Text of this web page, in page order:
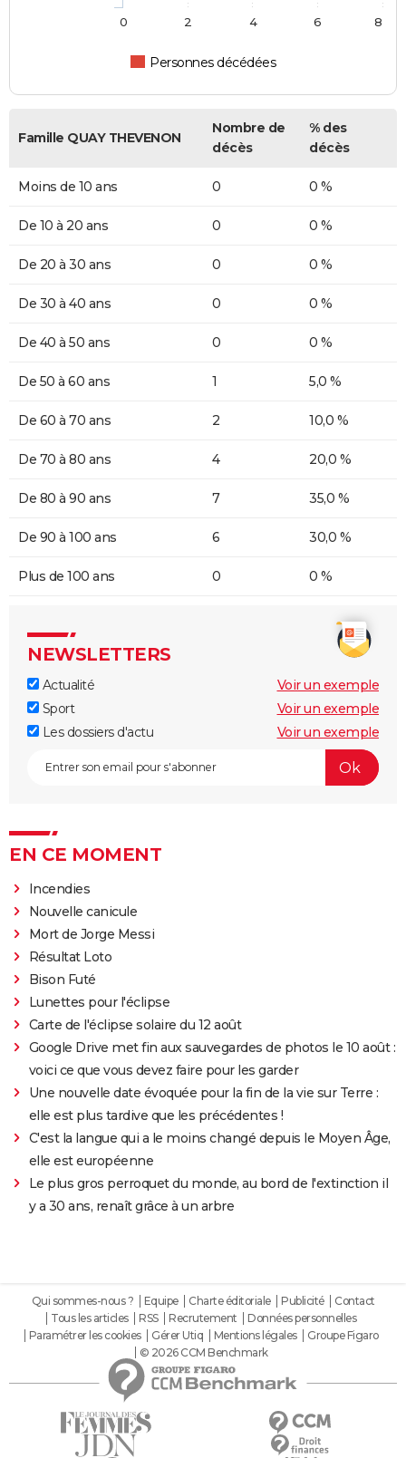
Personnes décédées
0 2 4 6 8
Famille QUAY THEVENON
Nombre de
décès
% des
décès
Moins de 10 ans 0 0 %
De 10 à 20 ans 0 0 %
De 20 à 30 ans 0 0 %
De 30 à 40 ans 0 0 %
De 40 à 50 ans 0 0 %
De 50 à 60 ans 1 5,0 %
De 60 à 70 ans 2 10,0 %
De 70 à 80 ans 4 20,0 %
De 80 à 90 ans 7 35,0 %
De 90 à 100 ans 6 30,0 %
Plus de 100 ans 0 0 %
NEWSLETTERS
Actualité
Voir un exemple
Sport
Voir un exemple
Les dossiers d'actu
Voir un exemple
EN CE MOMENT
Incendies
Nouvelle canicule
Mort de Jorge Messi
Résultat Loto
Bison Futé
Lunettes pour l'éclipse
Carte de l'éclipse solaire du 12 août
Google Drive met fin aux sauvegardes de photos le 10 août :
voici ce que vous devez faire pour les garder
Une nouvelle date évoquée pour la fin de la vie sur Terre :
elle est plus tardive que les précédentes !
C'est la langue qui a le moins changé depuis le Moyen Âge,
elle est européenne
Le plus gros perroquet du monde, au bord de l'extinction il
y a 30 ans, renaît grâce à un arbre
Qui sommes-nous ? Equipe Charte éditoriale Publicité
Contact
Tous les articles
RSS Recrutement
Données personnelles
Paramétrer les cookies
Gérer Utiq Mentions légales
Groupe Figaro
© 2026 CCM Benchmark